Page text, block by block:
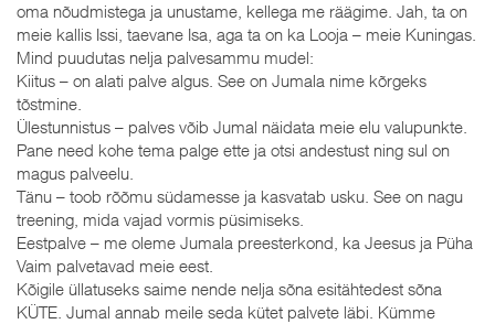
oma nõudmistega ja unustame, kellega me räägime. Jah, ta on
meie kallis Issi, taevane Isa, aga ta on ka Looja – meie Kuningas.
Mind puudutas nelja palvesammu mudel:
Kiitus – on alati palve algus. See on Jumala nime kõrgeks
tõstmine.
Ülestunnistus – palves võib Jumal näidata meie elu valupunkte.
Pane need kohe tema palge ette ja otsi andestust ning sul on
magus palveelu.
Tänu – toob rõõmu südamesse ja kasvatab usku. See on nagu
treening, mida vajad vormis püsimiseks.
Eestpalve – me oleme Jumala preesterkond, ka Jeesus ja Püha
Vaim palvetavad meie eest.
Kõigile üllatuseks saime nende nelja sõna esitähtedest sõna
KÜTE. Jumal annab meile seda kütet palvete läbi. Kümme